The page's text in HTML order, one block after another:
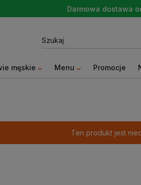
Darmowa dostawa
męskie Menu Promocje
Ten produkt jest